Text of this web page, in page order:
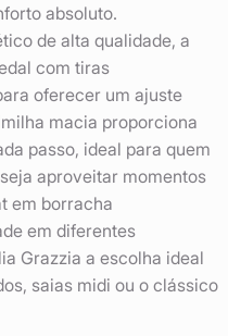
absoluto.
de alta qualidade, a
com tiras
oferecer um ajuste
macia proporciona
passo, ideal para quem
aproveitar momentos
em borracha
em diferentes
Grazzia a escolha ideal
saias midi ou o clássico